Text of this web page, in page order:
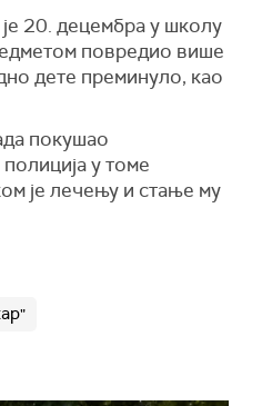
20. децембра у школу
повредио више
дете преминуло, као
покушао
у томе
је лечењу и стање му